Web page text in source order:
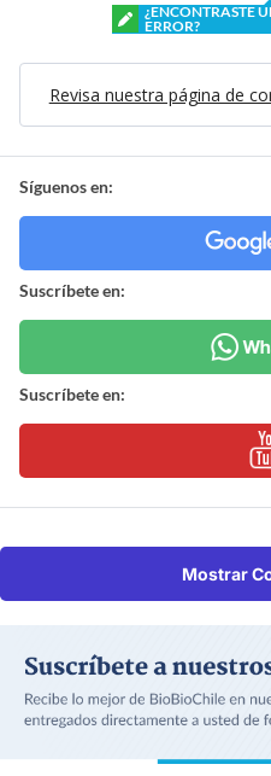
¿ENCONTRASTE
ERROR?
Revisa nuestra página de
Síguenos en:
Suscríbete en:
Suscríbete en:
Mostrar